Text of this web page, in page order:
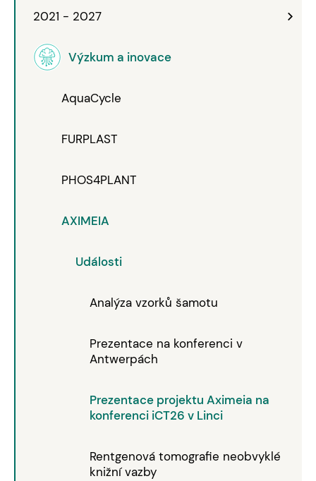
2021 - 2027
Výzkum a inovace
AquaCycle
FURPLAST
PHOS4PLANT
AXIMEIA
Události
Analýza vzorků šamotu
Prezentace na konferenci v
Antwerpách
Prezentace projektu Aximeia na
konferenci iCT26 v Linci
Rentgenová tomografie neobvyklé
knižní vazby